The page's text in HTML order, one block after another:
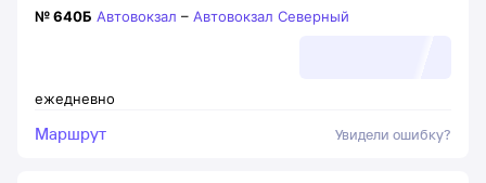
ежедневно
№640Б Автовокзал – Автовокзал Северный
Маршрут Увидели ошибку?